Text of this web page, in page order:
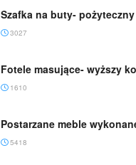
Szafka na buty-
3027
Fotele masujące- wyższy
1610
Postarzane meble
5418